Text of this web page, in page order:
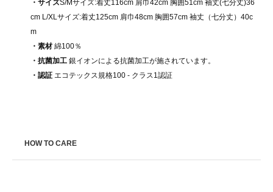
・サイズS/Mサイズ:着丈116cm 肩巾42cm 胸囲51cm 袖丈(七分丈)36
cm L/XLサイズ:着丈125cm 肩巾48cm 胸囲57cm 袖丈（七分丈）40c
m
・素材綿100％
・抗菌加工 銀イオンによる抗菌加工が施されています。
・認証 エコテックス規格100 - クラス1認証
HOW TO CARE